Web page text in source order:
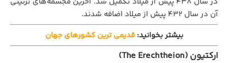
آن در سال ۴۳۲ پیش از میلاد اضافه شدند.
بیشتر بخوانید:قدیمی ‌ترین کشورهای جهان
ارکتیون (The Erechtheion)